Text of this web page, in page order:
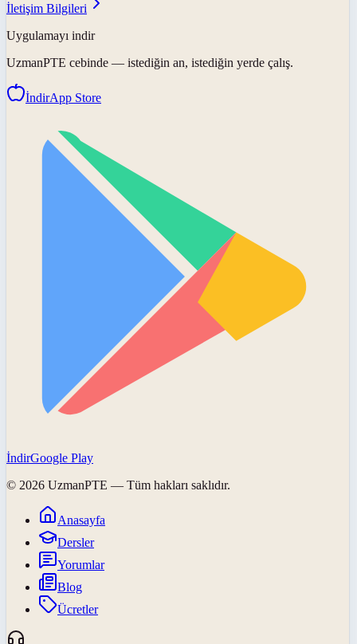
İletişim Bilgileri
Uygulamayı indir
UzmanPTE cebinde — istediğin an, istediğin yerde çalış.
İndirApp Store
İndirGoogle Play
© 2026 UzmanPTE — Tüm hakları saklıdır.
Anasayfa
Dersler
Yorumlar
Blog
Ücretler